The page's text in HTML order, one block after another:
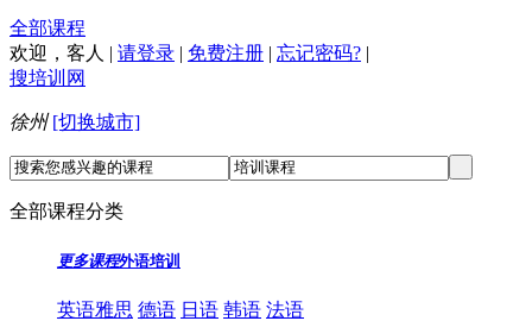
全部课程
欢迎， 客人 | 请登录 | 免费注册 | 忘记密码? |
搜培训网
徐州 [切换城市]
全部课程分类
更多课程外语培训
英语雅思 德语 日语 韩语 法语